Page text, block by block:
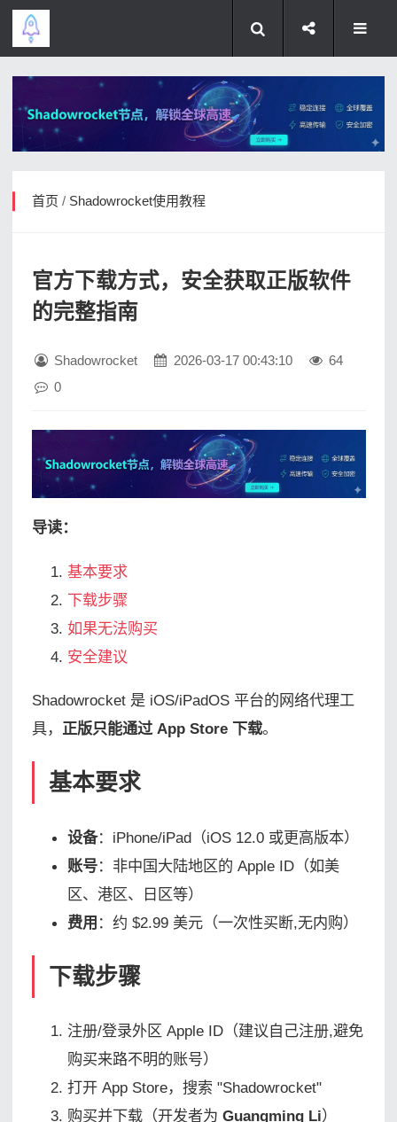
首页 / Shadowrocket使用教程
官方下载方式，安全获取正版软件
的完整指南
Shadowrocket 2026-03-17 00:43:10
64
0
导读：
基本要求
下载步骤
如果无法购买
安全建议
Shadowrocket 是 iOS/iPadOS 平台的网络代理工
具， 正版只能通过 App Store 下载。
基本要求
设备：iPhone/iPad（iOS 12.0 或更高版本）
账号：非中国大陆地区的 Apple ID（如美
区、港区、日区等）
费用 ：约 $2.99 美元（一次性买断,无内购）
下载步骤
注册/登录外区 Apple ID（建议自己注册,避免
购买来路不明的账号）
打开 App Store，搜索 "Shadowrocket"
购买并下载（开发者为 Guangming Li）